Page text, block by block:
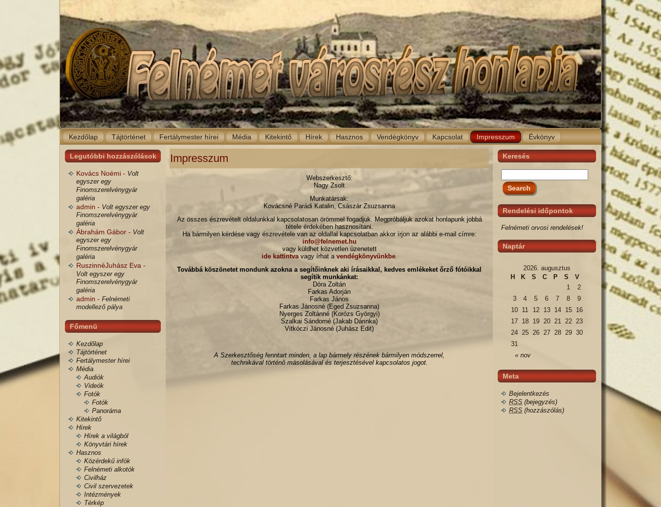
Kezdőlap Tájtörténet Fertálymester hírei Média Kitekintő Hírek Hasznos Vendégkönyv Kapcsolat Impresszum Évkönyv
Legutóbbi hozzászólások
Kovács Noémi - Volt
egyszer egy
Finomszerelvénygyár
galéria
admin - Volt egyszer egy
Finomszerelvénygyár
galéria
Ábrahám Gábor - Volt
egyszer egy
Finomszerelvénygyár
galéria
RuszinnèJuhász Eva -
Volt egyszer egy
Finomszerelvénygyár
galéria
admin - Felnémeti
modellező pálya
Főmenü
Kezdőlap
Tájtörténet
Fertálymester hírei
Média
Audiók
Videók
Fotók
Fotók
Panoráma
Kitekintő
Hírek
Hírek a világból
Könyvtári hírek
Hasznos
Közérdekű infók
Felnémeti alkotók
Civilház
Civil szervezetek
Intézmények
Térkép
Impresszum
Webszerkesztő:
Nagy Zsolt
Munkatársak:
Kovácsné Parádi Katalin, Császár Zsuzsanna
Az összes észrevételt oldalunkkal kapcsolatosan örömmel fogadjuk. Megpróbáljuk azokat honlapunk jobbá
tétele érdekében hasznosítani.
Ha bármilyen kérdése vagy észrevétele van az oldallal kapcsolatban akkor írjon az alábbi e-mail címre:
info@felnemet.hu
vagy küldhet közvetlen üzenetett
ide kattintva vagy írhat a vendégkönyvünkbe.
Továbbá köszönetet mondunk azokna a segítőinknek aki írásaikkal, kedves emlékeket őrző fótóikkal
segítik munkánkat:
Dóra Zoltán
Farkas Adorján
Farkas János
Farkas Jánosné (Eged Zsuzsanna)
Nyerges Zoltánné (Korózs Györgyi)
Szalkai Sándorné (Jakab Dárinka)
Vitkóczi Jánosné (Juhász Edit)
A Szerkesztőség fenntart minden, a lap bármely részének bármilyen módszerrel,
technikával történő másolásával és terjesztésével kapcsolatos jogot.
Keresés
Rendelési időpontok
Felnémeti orvosi rendelések!
Naptár
2026. augusztus
H
K S C P S V
« nov
1
2
3
4 5 6 7 8
9
10 11 12 13 14 15
16
17 18 19 20 21 22 23
24 25 26 27 28 29 30
31
Meta
Bejelentkezés
RSS (bejegyzés)
RSS (hozzászólás)